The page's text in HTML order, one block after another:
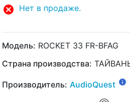
Нет в продаже.
Модель: ROCKET 33 FR-BFAG
Страна производства:
Производитель: AudioQuest